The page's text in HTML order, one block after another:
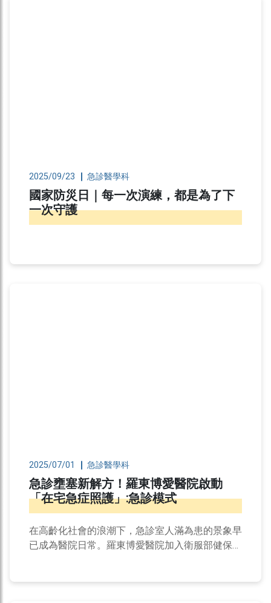
2025/09/23 急診醫學科
國家防災日｜每一次演練，都是為了下
一次守護
2025/07/01 急診醫學科
急診壅塞新解方！羅東博愛醫院啟動
「在宅急症照護」:急診模式
在高齡化社會的浪潮下，急診室人滿為患的景象早
已成為醫院日常。羅東博愛醫院加入衛服部健保署